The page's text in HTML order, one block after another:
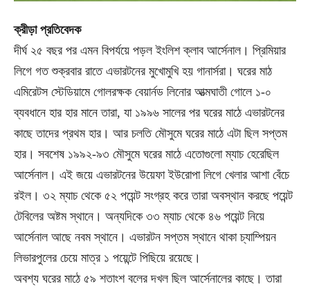
ক্রীড়া প্রতিবেদক
দীর্ঘ ২৫ বছর পর এমন বিপর্যয়ে পড়ল ইংলিশ ক্লাব আর্সেনাল। প্রিমিয়ার
লিগে গত শুক্রবার রাতে এভারটনের মুখোমুখি হয় গানার্সরা। ঘরের মাঠ
এমিরেটস স্টেডিয়ামে গোলরক্ষক বেয়ার্নড লিনোর আত্মঘাতী গোলে ১-০
ব্যবধানে হার হার মানে তারা, যা ১৯৯৬ সালের পর ঘরের মাঠে এভারটনের
কাছে তাদের প্রথম হার। আর চলতি মৌসুমে ঘরের মাঠে এটা ছিল সপ্তম
হার। সবশেষ ১৯৯২-৯৩ মৌসুমে ঘরের মাঠে এতোগুলো ম্যাচ হেরেছিল
আর্সেনাল। এই জয়ে এভারটনের উয়েফা ইউরোপা লিগে খেলার আশা বেঁচে
রইল। ৩২ ম্যাচ থেকে ৫২ পয়েন্ট সংগ্রহ করে তারা অবস্থান করছে পয়েন্ট
টেবিলের অষ্টম স্থানে। অন্যদিকে ৩৩ ম্যাচ থেকে ৪৬ পয়েন্ট নিয়ে
আর্সেনাল আছে নবম স্থানে। এভারটন সপ্তম স্থানে থাকা চ্যাম্পিয়ন
লিভারপুলের চেয়ে মাত্র ১ পয়েন্টে পিছিয়ে রয়েছে।
অবশ্য ঘরের মাঠে ৫৯ শতাংশ বলের দখল ছিল আর্সেনালের কাছে। তারা